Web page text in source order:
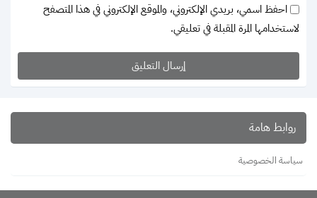
احفظ اسمي، بريدي الإلكتروني، والموقع الإلكتروني في هذا المتصفح
لاستخدامها المرة المقبلة في تعليقي.
روابط هامة
سياسة الخصوصية